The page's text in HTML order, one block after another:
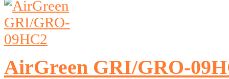
AirGreen GRI/GRO-